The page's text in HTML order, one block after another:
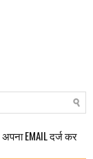
EMAIL दर्ज कर